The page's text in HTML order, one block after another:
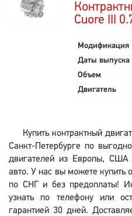
Cuore III
Модификация
Даты выпуска
Объем
Двигатель
Купить контрактный
Санкт-Петербурге по
двигателей из Европы,
авто. У нас вы можете купить
по СНГ и без предоплаты!
узнать по телефону или
гарантией 30 дней.